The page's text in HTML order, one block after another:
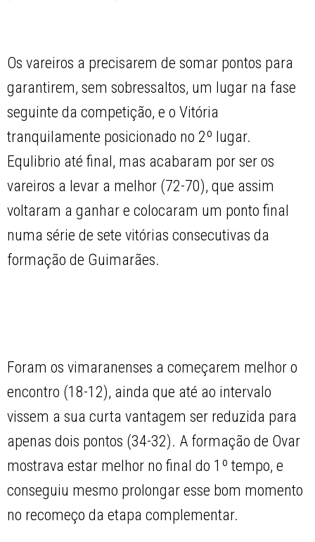
Os vareiros a precisarem de somar pontos para
garantirem, sem sobressaltos, um lugar na fase
seguinte da competição, e o Vitória
tranquilamente posicionado no 2º lugar.
Equlibrio até final, mas acabaram por ser os
vareiros a levar a melhor (72-70), que assim
voltaram a ganhar e colocaram um ponto final
numa série de sete vitórias consecutivas da
formação de Guimarães.
Foram os vimaranenses a começarem melhor o
encontro (18-12), ainda que até ao intervalo
vissem a sua curta vantagem ser reduzida para
apenas dois pontos (34-32). A formação de Ovar
mostrava estar melhor no final do 1º tempo, e
conseguiu mesmo prolongar esse bom momento
no recomeço da etapa complementar.